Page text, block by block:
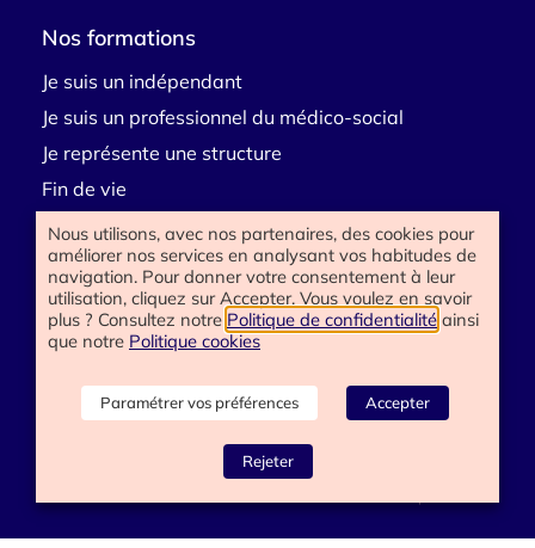
Nos formations
Je suis un indépendant
Je suis un professionnel du médico-social
Je représente une structure
Fin de vie
Deuil
Handicap
E-learning
Contactez-nous
Nous utilisons, avec nos partenaires, des cookies pour
améliorer nos services en analysant vos habitudes de
navigation. Pour donner votre consentement à leur
utilisation, cliquez sur Accepter. Vous voulez en savoir
plus ? Consultez notre Politique de confidentialité ainsi
que notre Politique cookies
Paramétrer vos préférences Accepter
Rejeter